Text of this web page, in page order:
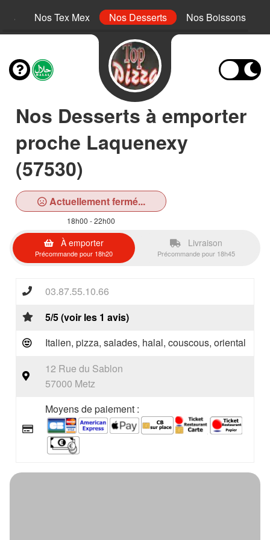
Nos Tex Mex Nos Desserts Nos Boissons
Nos Desserts à emporter
proche Laquenexy
(57530)
Actuellement fermé...
18h00 - 22h00
À emporter
Précommande pour 18h20
Livraison
Précommande pour 18h45
03.87.55.10.66
5/5 (voir les 1 avis)
Italien, pizza, salades, halal, couscous, oriental
12 Rue du Sablon
57000 Metz
Moyens de paiement :